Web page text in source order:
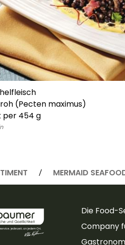
(Pecten maximus)
per 454 g
MERMAID
Die Food-
Company